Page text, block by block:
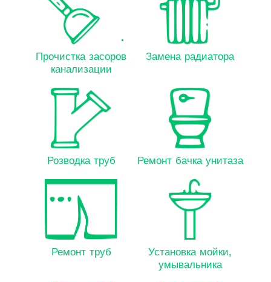
Прочистка засоров
канализации
Замена радиатора
Розводка труб Ремонт бачка унитаза
Ремонт труб
Установка мойки,
умывальника